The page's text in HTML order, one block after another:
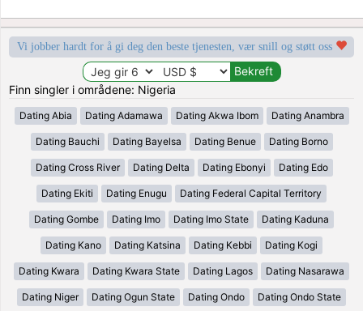
Vi jobber hardt for å gi deg den beste tjenesten, vær snill og støtt oss
Finn singler i områdene: Nigeria
Dating Abia Dating Adamawa Dating Akwa Ibom Dating Anambra
Dating Bauchi Dating Bayelsa Dating Benue Dating Borno
Dating Cross River Dating Delta Dating Ebonyi Dating Edo
Dating Ekiti Dating Enugu Dating Federal Capital Territory
Dating Gombe Dating Imo Dating Imo State Dating Kaduna
Dating Kano Dating Katsina Dating Kebbi Dating Kogi
Dating Kwara Dating Kwara State Dating Lagos Dating Nasarawa
Dating Niger Dating Ogun State Dating Ondo Dating Ondo State